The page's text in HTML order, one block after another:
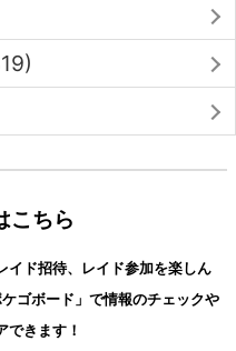
こちら
イド招待、レイド参加を楽しん
ゴボード」で情報のチェックや
できます！